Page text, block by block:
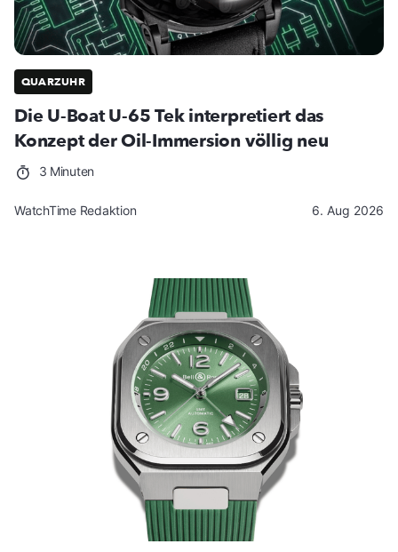
QUARZUHR
Die U-Boat U-65 Tek interpretiert das
Konzept der Oil-Immersion völlig neu
3 Minuten
WatchTime Redaktion 6. Aug 2026